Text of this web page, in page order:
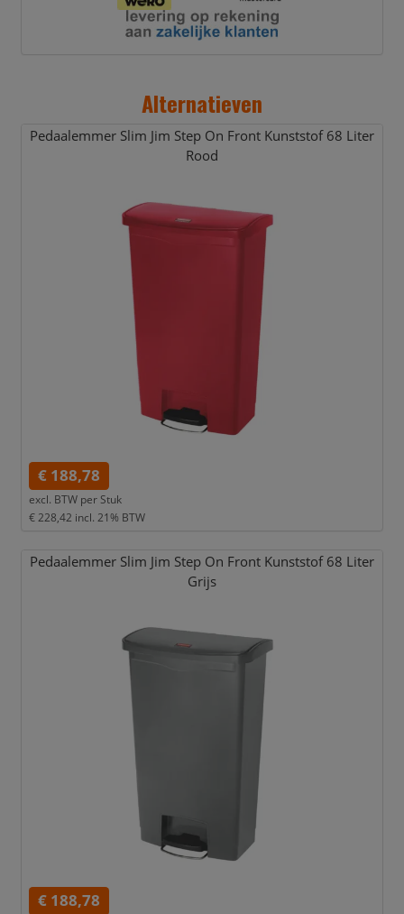
Alternatieven
Pedaalemmer Slim Jim Step On Front Kunststof 68 Liter
Rood
€ 188,78
excl. BTW per Stuk
€ 228,42 incl. 21% BTW
Pedaalemmer Slim Jim Step On Front Kunststof 68 Liter
Grijs
€ 188,78